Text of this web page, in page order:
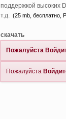
поддержкой высоких
т.д. (25 mb, бесплатно,
скачать
Пожалуйста
Пожалуйста